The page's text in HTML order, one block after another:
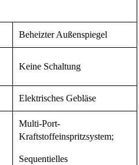
Beheizter Außenspiegel
Keine Schaltung
Elektrisches Gebläse
Multi-Port-
Kraftstoffeinspritzsystem;
Sequentielles